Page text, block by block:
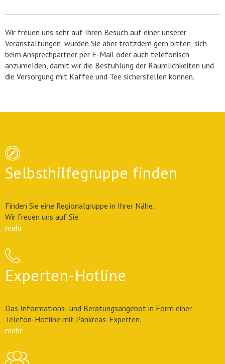
Wir freuen uns sehr auf Ihren Besuch auf einer unserer
Veranstaltungen, würden Sie aber trotzdem gern bitten, sich
beim Ansprechpartner per E-Mail oder auch telefonisch
anzumelden, damit wir die Bestuhlung der Räumlichkeiten und
die Versorgung mit Kaffee und Tee sicherstellen können.
Selbsthilfegruppe finden
Finden Sie eine Regionalgruppe in Ihrer Nähe.
Wir freuen uns auf Sie.
mehr
Experten-Hotline
Das Informations- und Beratungsangebot in Form einer
Telefon-Hotline mit Pankreas-Experten.
mehr